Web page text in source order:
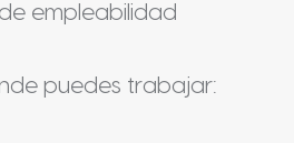
empleabilidad
puedes trabajar: